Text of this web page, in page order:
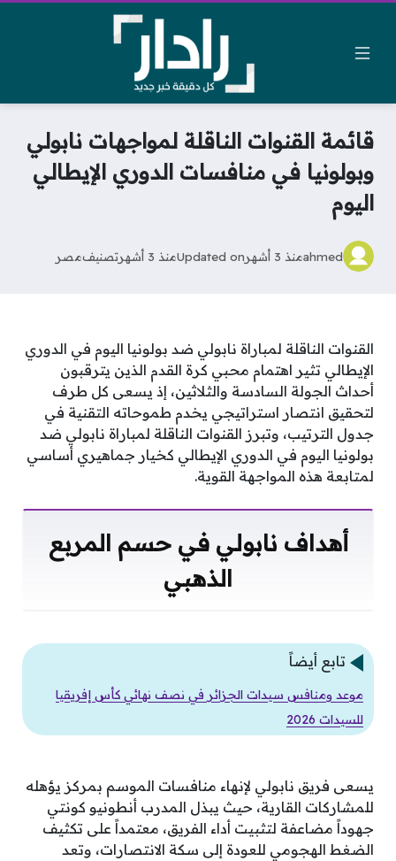
قائمة القنوات الناقلة لمواجهات نابولي
وبولونيا في منافسات الدوري الإيطالي
اليوم
ahmedمنذ 3 أشهر Updated onمنذ 3 أشهر تصنيفمصر
القنوات الناقلة لمباراة نابولي ضد بولونيا اليوم في الدوري
الإيطالي تثير اهتمام محبي كرة القدم الذين يترقبون
أحداث الجولة السادسة والثلاثين، إذ يسعى كل طرف
لتحقيق انتصار استراتيجي يخدم طموحاته التقنية في
جدول الترتيب، وتبرز القنوات الناقلة لمباراة نابولي ضد
بولونيا اليوم في الدوري الإيطالي كخيار جماهيري أساسي
لمتابعة هذه المواجهة القوية.
أهداف نابولي في حسم المربع
الذهبي
تابع أيضاً
موعد ومنافس سيدات الجزائر في نصف نهائي كأس إفريقيا
للسيدات 2026
يسعى فريق نابولي لإنهاء منافسات الموسم بمركز يؤهله
للمشاركات القارية، حيث يبذل المدرب أنطونيو كونتي
جهوداً مضاعفة لتثبيت أداء الفريق، معتمداً على تكثيف
الضغط الهجومي للعودة إلى سكة الانتصارات، وتعد